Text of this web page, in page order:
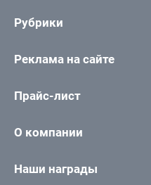
Рубрики
Реклама на сайте
Прайс-лист
О компании
Наши награды